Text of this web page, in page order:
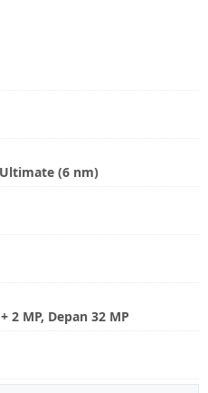
(6 nm)
2 MP, Depan 32 MP